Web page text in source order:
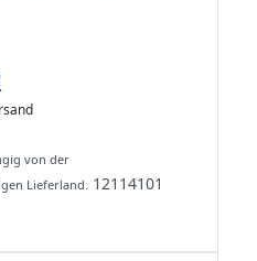
von der
Lieferland.
12114101